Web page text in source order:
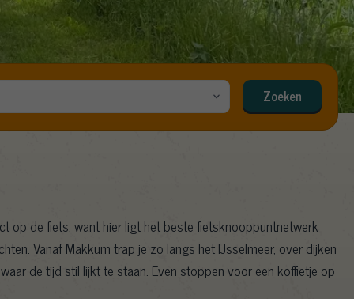
Zoeken
op de fiets, want hier ligt het beste fietsknooppuntnetwerk
Vanaf Makkum trap je zo langs het IJsselmeer, over dijken
de tijd stil lijkt te staan. Even stoppen voor een koffietje op